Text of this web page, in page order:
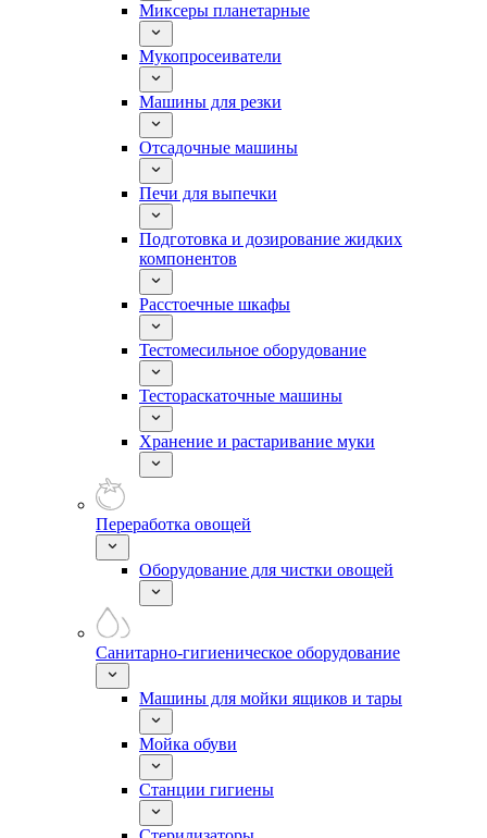
Миксеры планетарные
Мукопросеиватели
Машины для резки
Отсадочные машины
Печи для выпечки
Подготовка и дозирование жидких
компонентов
Расстоечные шкафы
Тестомесильное оборудование
Тестораскаточные машины
Хранение и растаривание муки
Переработка овощей
Оборудование для чистки овощей
Санитарно-гигиеническое оборудование
Машины для мойки ящиков и тары
Мойка обуви
Станции гигиены